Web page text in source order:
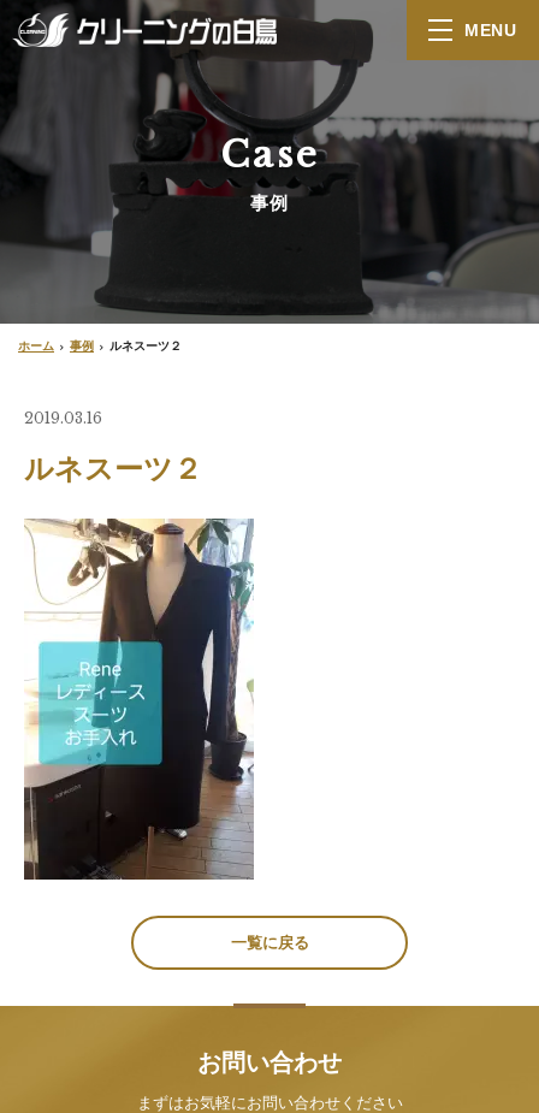
MENU
Case
事例
ホーム 事例 ルネスーツ２
2019.03.16
ルネスーツ２
一覧に戻る
お問い合わせ
まずはお気軽にお問い合わせください